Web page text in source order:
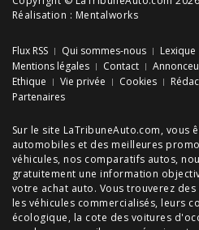
Réalisation : Mentalworks
Flux RSS Qui sommes-nous Lexique
Mentions légales
Contact
Ethique
Vie privée Cookies
Partenaires
Sur le site LaTribuneAuto.com, vous
automobiles et des meilleures
véhicules, nos comparatifs autos,
gratuitement une information
votre achat auto. Vous trouverez
les véhicules commercialisés, leurs
écologique, la cote des voitures